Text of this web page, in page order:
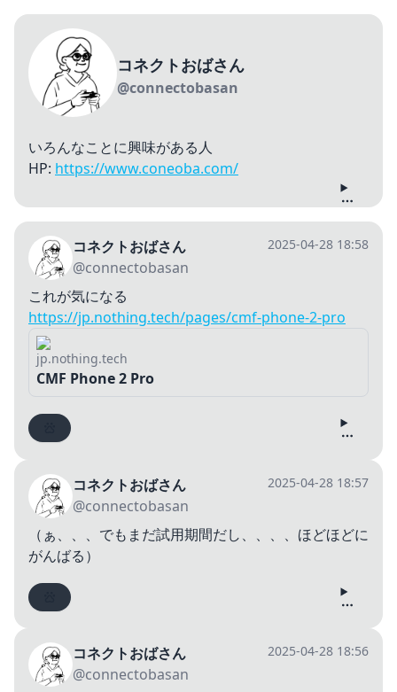
コネクトおばさん
@connectobasan
いろんなことに興味がある人
HP: https://www.coneoba.com/
コネクトおばさん
@connectobasan
2025-04-28 18:58
これが気になる
https://jp.nothing.tech/pages/cmf-phone-2-pro
jp.nothing.tech
CMF Phone 2 Pro
コネクトおばさん
@connectobasan
2025-04-28 18:57
（ぁ、、、でもまだ試用期間だし、、、、ほどほどに
がんばる）
コネクトおばさん
@connectobasan
2025-04-28 18:56